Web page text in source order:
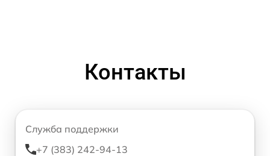
Контакты
Служба поддержки
+7 (383) 242-94-13